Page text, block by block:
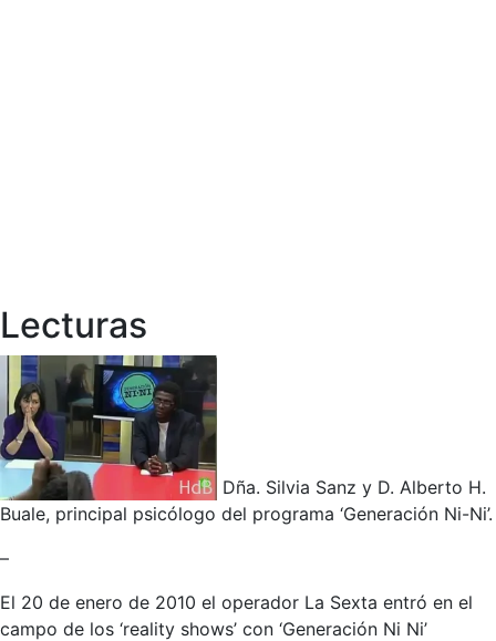
Lecturas
Dña. Silvia Sanz y D. Alberto H.
Buale, principal psicólogo del programa ‘Generación Ni-Ni’.
–
El 20 de enero de 2010 el operador La Sexta entró en el
campo de los ‘reality shows’ con ‘Generación Ni Ni’